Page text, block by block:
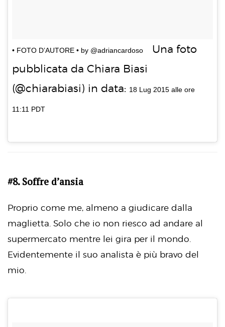
• FOTO D’AUTORE • by @adriancardoso
Una foto
pubblicata da Chiara Biasi
(@chiarabiasi) in data: 18 Lug 2015 alle ore
11:11 PDT
#8. Soffre d’ansia
Proprio come me, almeno a giudicare dalla
maglietta. Solo che io non riesco ad andare al
supermercato mentre lei gira per il mondo.
Evidentemente il suo analista è più bravo del
mio.